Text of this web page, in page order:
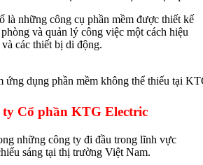
là những công cụ phần mềm được thiết kế
và quản lý công việc một cách hiệu
các thiết bị di động.
ứng dụng phần mềm không thể thiếu tại
ty Cổ phần KTG Electric
những công ty đi đầu trong lĩnh vực
sáng tại thị trường Việt Nam.